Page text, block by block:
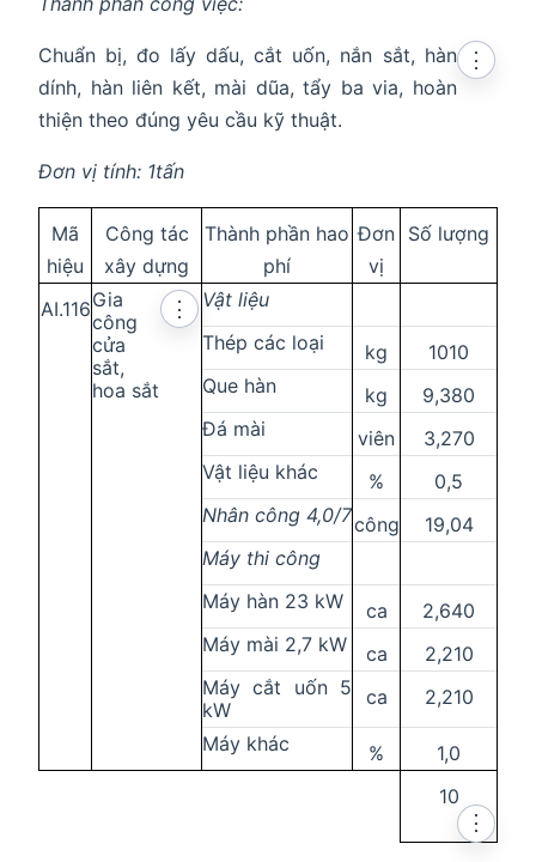
Chuẩn bị, đo lấy dấu, cắt uốn, nắn sắt, hàn
dính, hàn liên kết, mài dũa, tẩy ba via, hoàn
thiện theo đúng yêu cầu kỹ thuật.
⋮
Đơn vị tính: 1tấn
Mã
hiệu
Công tác
xây dựng
Thành phần hao
phí
Đơn
vị
Số lượng
AI.116Gia
công
cửa
sắt,
hoa sắt
⋮
Vật liệu
Thép các loại
kg
1010
Que hàn
kg
9,380
Đá mài
viên
3,270
Vật liệu khác
%
0,5
Nhân công 4,0/7công
19,04
Máy thi công
Máy hàn 23 kW
ca
2,640
Máy mài 2,7 kW
ca
2,210
Máy cắt uốn 5
kW
ca
2,210
Máy khác
%
1,0
10
⋮